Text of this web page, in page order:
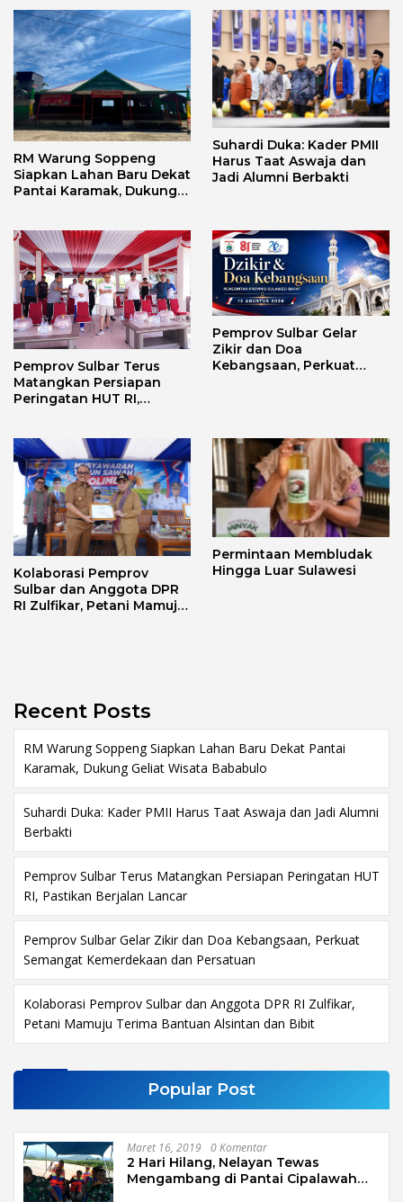
RM Warung Soppeng
Siapkan Lahan Baru Dekat
Pantai Karamak, Dukung
Suhardi Duka: Kader PMII
Harus Taat Aswaja dan
Jadi Alumni Berbakti
Pemprov Sulbar Terus
Matangkan Persiapan
Peringatan HUT RI,
Pemprov Sulbar Gelar
Zikir dan Doa
Kebangsaan, Perkuat
Kolaborasi Pemprov
Sulbar dan Anggota DPR
RI Zulfikar, Petani Mamuju
Permintaan Membludak
Hingga Luar Sulawesi
Recent Posts
RM Warung Soppeng Siapkan Lahan Baru Dekat Pantai
Karamak, Dukung Geliat Wisata Bababulo
Suhardi Duka: Kader PMII Harus Taat Aswaja dan Jadi Alumni
Berbakti
Pemprov Sulbar Terus Matangkan Persiapan Peringatan HUT
RI, Pastikan Berjalan Lancar
Pemprov Sulbar Gelar Zikir dan Doa Kebangsaan, Perkuat
Semangat Kemerdekaan dan Persatuan
Kolaborasi Pemprov Sulbar dan Anggota DPR RI Zulfikar,
Petani Mamuju Terima Bantuan Alsintan dan Bibit
Popular Post
Maret 16, 2019 0 Komentar
2 Hari Hilang, Nelayan Tewas
Mengambang di Pantai Cipalawah